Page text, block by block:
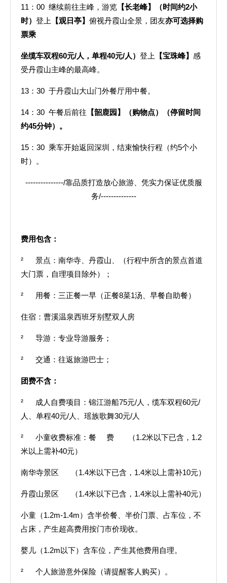
11：00 继续前往主峰，游览 【长老峰】
（时间约2小
时） 登上 【观日亭】 俯视丹霞山全景，团友亦可选择购
票乘
坐缆车双程60元/人，单程40元/人） 登上 【宝珠峰】 感
受丹霞山主峰的最高峰。
13：30 于丹霞山大山门外餐厅用中餐。
14：30 午餐后前往 【韶鹿园】（购物点）（停留时间
约45分钟）。
15：30 乘车开始返回深圳，结束愉快行程（约5个小
时）。
---------------/靠品质打造放心旅游、凭实力保证优质服
务/--------------
费用包含：
² 景点：南华寺、丹霞山、（行程中所含的景点首道
大门票，自理项目除外）；
² 用餐：三正餐一早（正餐8菜1汤、早餐自助餐）
住宿：曹溪温泉西班牙别墅双人房
² 导游：专业导游服务；
² 交通：往返旅游巴士；
团费不含：
² 成人自费项目：锦江游船75元/人，缆车双程60元/
人、单程40元/人、瑶族歌舞30元/人
² 小童收费标准：餐 费 （1.2米以下已含，1.2
米以上需补40元）
南华寺景区 （1.4米以下已含，1.4米以上需补10元）
丹霞山景区 （1.4米以下已含，1.4米以上需补40元）
小童（1.2m-1.4m）含半价餐、半价门票、占车位，不
占床，产生超高费用按门市价现收。
婴儿（1.2m以下）含车位，产生其他费用自理。
² 个人旅游意外保险（请提醒客人购买）。